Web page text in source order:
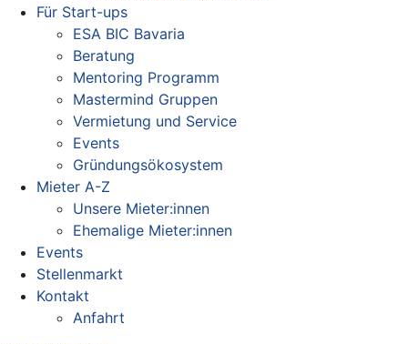
Für Start-ups
ESA BIC Bavaria
Beratung
Mentoring Programm
Mastermind Gruppen
Vermietung und Service
Events
Gründungsökosystem
Mieter A-Z
Unsere Mieter:innen
Ehemalige Mieter:innen
Events
Stellenmarkt
Kontakt
Anfahrt